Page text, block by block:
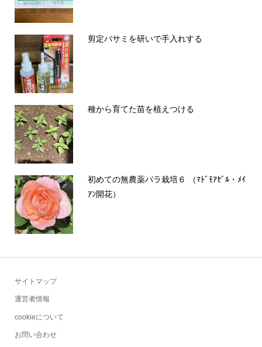
剪定バサミを研いで手入れする
種から育てた苗を植えつける
初めての無農薬バラ栽培６ （ﾏﾄﾞﾓｱｾﾞﾙ・ﾒｲ
ｱﾝ開花）
サイトマップ
運営者情報
cookieについて
お問い合わせ